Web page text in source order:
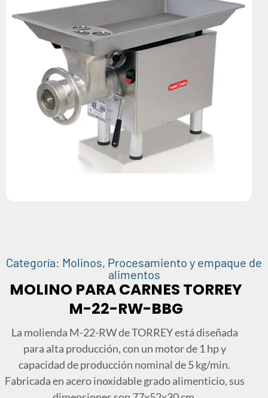
Categoría: Molinos, Procesamiento y empaque de
alimentos
MOLINO PARA CARNES TORREY
M-22-RW-BBG
La molienda M-22-RW de TORREY está diseñada
para alta producción, con un motor de 1 hp y
capacidad de producción nominal de 5 kg/min.
Fabricada en acero inoxidable grado alimenticio, sus